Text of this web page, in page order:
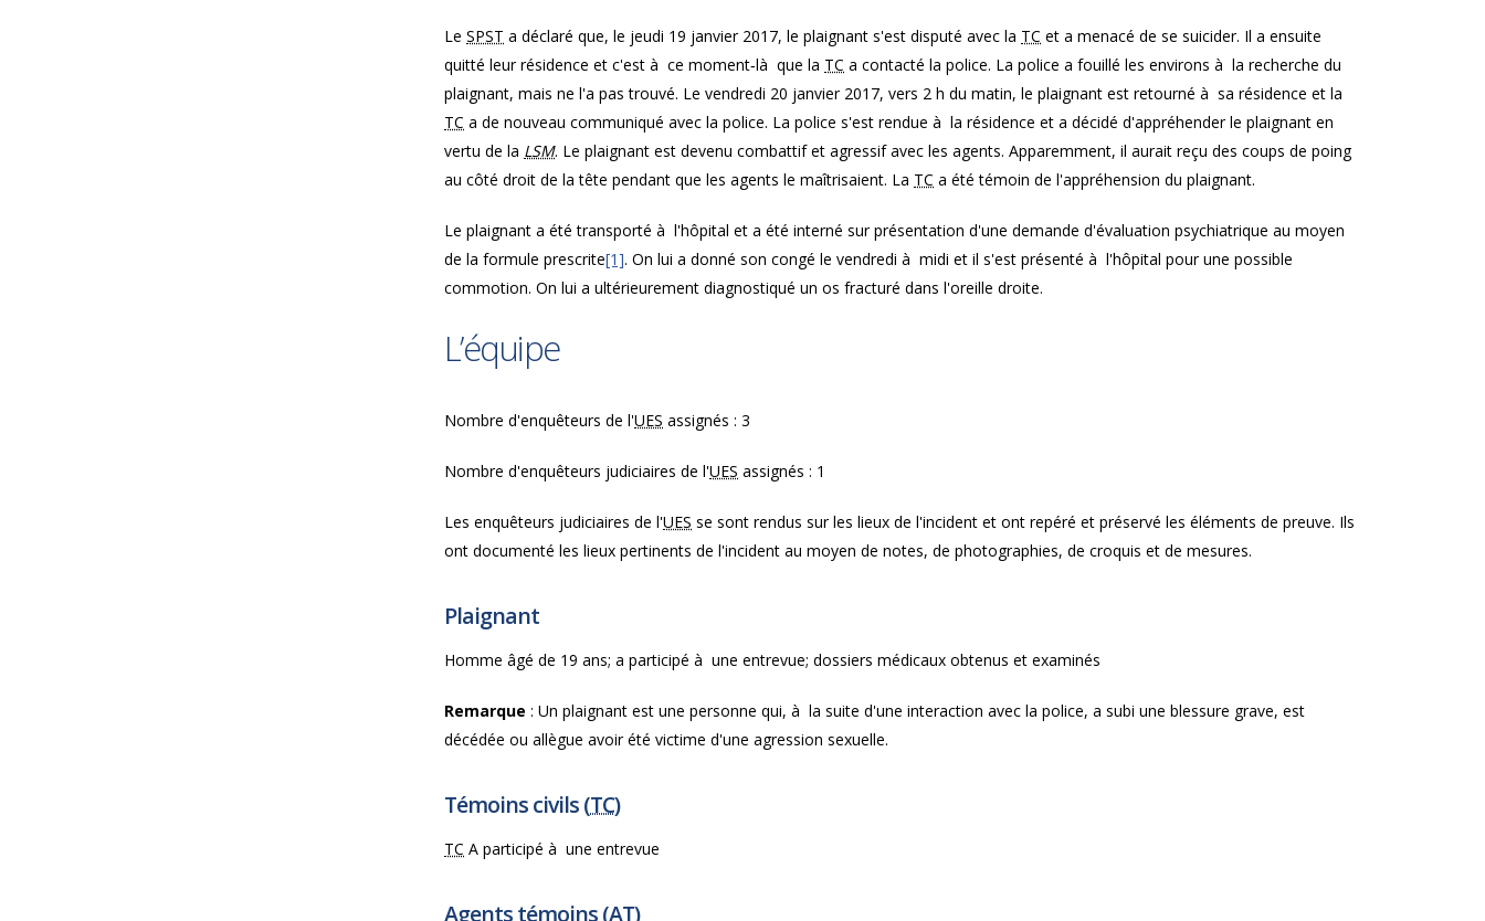
Le SPST a déclaré que, le jeudi 19 janvier 2017, le plaignant s'est disputé avec la TC et a menacé de se suicider. Il a ensuite
quitté leur résidence et c'est à ce moment‐là que la TC a contacté la police. La police a fouillé les environs à la recherche du
plaignant, mais ne l'a pas trouvé. Le vendredi 20 janvier 2017, vers 2 h du matin, le plaignant est retourné à sa résidence et la
TC a de nouveau communiqué avec la police. La police s'est rendue à la résidence et a décidé d'appréhender le plaignant en
vertu de la LSM. Le plaignant est devenu combattif et agressif avec les agents. Apparemment, il aurait reçu des coups de poing
au côté droit de la tête pendant que les agents le maîtrisaient. La TC a été témoin de l'appréhension du plaignant.
Le plaignant a été transporté à l'hôpital et a été interné sur présentation d'une demande d'évaluation psychiatrique au moyen
de la formule prescrite[1]. On lui a donné son congé le vendredi à midi et il s'est présenté à l'hôpital pour une possible
commotion. On lui a ultérieurement diagnostiqué un os fracturé dans l'oreille droite.
L’équipe
Nombre d'enquêteurs de l'UES assignés : 3
Nombre d'enquêteurs judiciaires de l'UES assignés : 1
Les enquêteurs judiciaires de l'UES se sont rendus sur les lieux de l'incident et ont repéré et préservé les éléments de preuve. Ils
ont documenté les lieux pertinents de l'incident au moyen de notes, de photographies, de croquis et de mesures.
Plaignant
Homme âgé de 19 ans; a participé à une entrevue; dossiers médicaux obtenus et examinés
Remarque : Un plaignant est une personne qui, à la suite d'une interaction avec la police, a subi une blessure grave, est
décédée ou allègue avoir été victime d'une agression sexuelle.
Témoins civils (TC)
TC A participé à une entrevue
Agents témoins (AT)